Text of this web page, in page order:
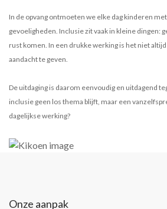
In de opvang ontmoeten we elke dag kinderen
gevoeligheden. Inclusie zit vaak in kleine dingen:
rust komen. In een drukke werking is het niet
aandacht te geven.
De uitdaging is daarom eenvoudig en uitdagend
inclusie geen los thema blijft, maar een
dagelijkse werking?
Onze aanpak